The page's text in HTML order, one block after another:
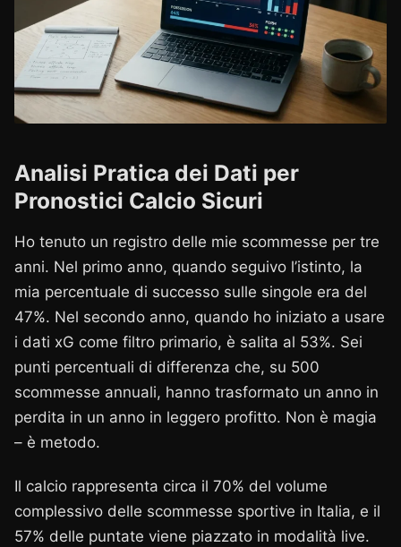
Analisi Pratica dei Dati per
Pronostici Calcio Sicuri
Ho tenuto un registro delle mie scommesse per tre
anni. Nel primo anno, quando seguivo l’istinto, la
mia percentuale di successo sulle singole era del
47%. Nel secondo anno, quando ho iniziato a usare
i dati xG come filtro primario, è salita al 53%. Sei
punti percentuali di differenza che, su 500
scommesse annuali, hanno trasformato un anno in
perdita in un anno in leggero profitto. Non è magia
– è metodo.
Il calcio rappresenta circa il 70% del volume
complessivo delle scommesse sportive in Italia, e il
57% delle puntate viene piazzato in modalità live.